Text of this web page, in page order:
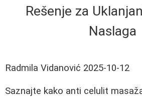
Rešenje za
Naslaga
Radmila Vidanović 2025-10-12
Saznajte kako anti celulit